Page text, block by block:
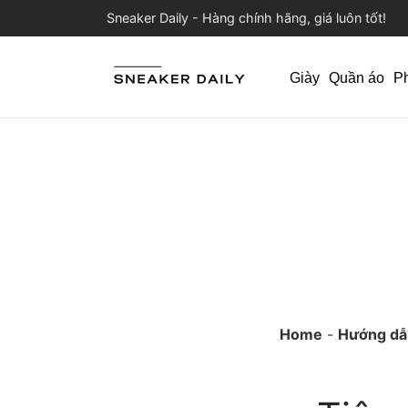
Sneaker Daily - Hàng chính hãng, giá luôn tốt!
Giày Quần áo
Home - Hướng